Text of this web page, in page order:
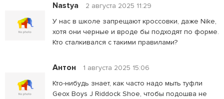
Nastya
2 августа 2025 11:29
У нас в школе запрещают кроссовки, даже Nike,
хотя они черные и вроде бы подходят по форме.
Кто сталкивался с такими правилами?
Антон
1 августа 2025 15:06
Кто-нибудь знает, как часто надо мыть туфли
Geox Boys J Riddock Shoe, чтобы подошва не